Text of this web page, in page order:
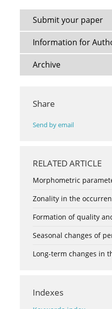
Submit your paper
Information for
Archive
Share
Send by email
RELATED ARTICLE
Morphometric
Zonality in the
Formation of quality
Seasonal changes of
Long-term changes in
Indexes